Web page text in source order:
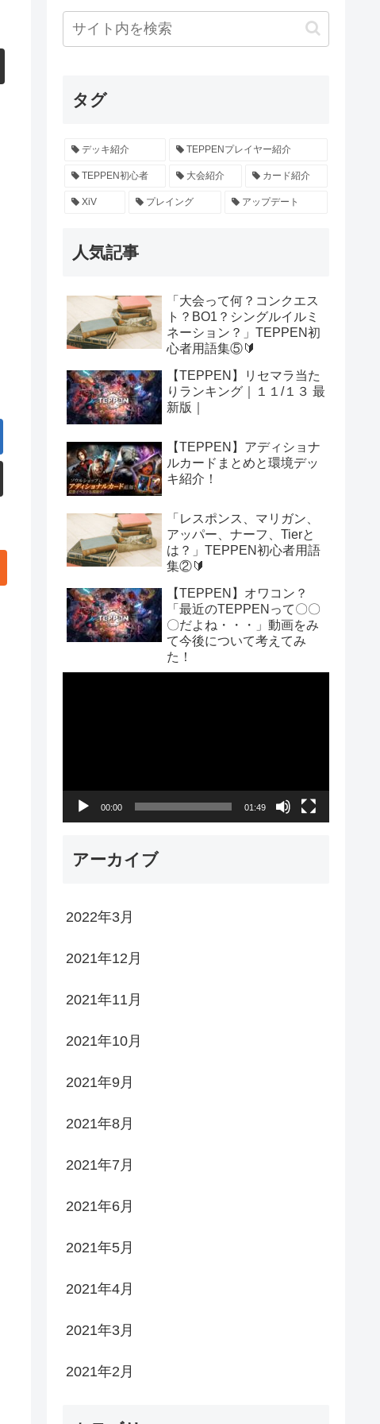
タグ
デッキ紹介 TEPPENプレイヤー紹介
TEPPEN初心者 大会紹介 カード紹介
XiV プレイング アップデート
人気記事
「大会って何？コンクエス
ト？BO1？シングルイルミ
ネーション？」TEPPEN初
心者用語集⑤🔰
【TEPPEN】リセマラ当た
りランキング｜１１/１３ 最
新版｜
【TEPPEN】アディショナ
ルカードまとめと環境デッ
キ紹介！
「レスポンス、マリガン、
アッパー、ナーフ、Tierと
は？」TEPPEN初心者用語
集②🔰
【TEPPEN】オワコン？
「最近のTEPPENって〇〇
〇だよね・・・」動画をみ
て今後について考えてみ
た！
00:00 01:49
アーカイブ
2022年3月
2021年12月
2021年11月
2021年10月
2021年9月
2021年8月
2021年7月
2021年6月
2021年5月
2021年4月
2021年3月
2021年2月